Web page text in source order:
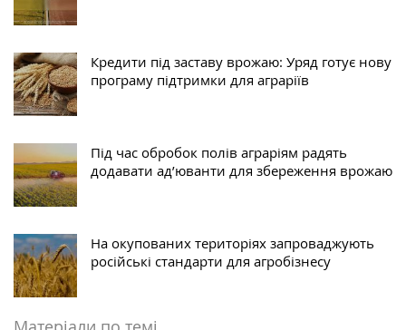
Кредити під заставу врожаю: Уряд готує нову
програму підтримки для аграріїв
Під час обробок полів аграріям радять
додавати ад’юванти для збереження врожаю
На окупованих територіях запроваджують
російські стандарти для агробізнесу